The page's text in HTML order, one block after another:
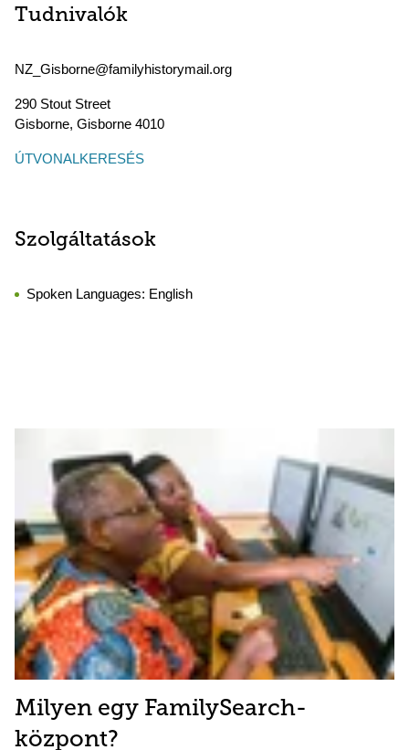
Tudnivalók
NZ_Gisborne@familyhistorymail.org
290 Stout Street
Gisborne, Gisborne 4010
ÚTVONALKERESÉS
Szolgáltatások
Spoken Languages: English
Milyen egy FamilySearch-
központ?